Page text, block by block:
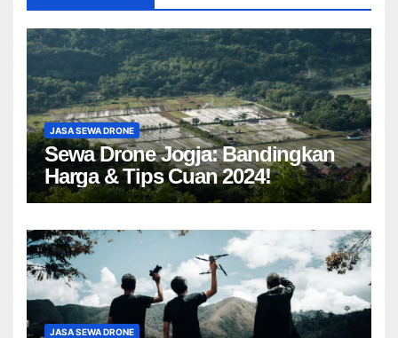
JASA SEWA DRONE
Sewa Drone Jogja: Bandingkan
Harga & Tips Cuan 2024!
JASA SEWA DRONE